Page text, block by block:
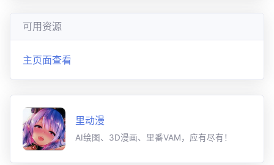
可用资源
主页面查看
里动漫
AI绘图、3D漫画、里番VAM，应有尽有！